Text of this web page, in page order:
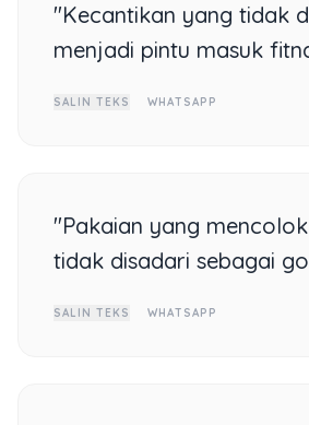
"Kecantikan yang tidak
menjadi pintu masuk
SALIN TEKS WHATSAPP
"Pakaian yang
tidak disadari sebagai
SALIN TEKS WHATSAPP